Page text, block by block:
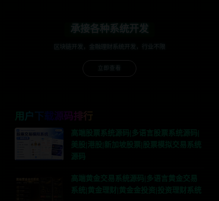
承接各种系统开发
区块链开发，金融理财系统开发，行业不限
用户下载源码排行
高端股票系统源码|多语言股票系统源码|
美股|港股|新加坡股票|股票模拟交易系统
源码
高端黄金交易系统源码|多语言黄金交易
系统|黄金理财|黄金金投资|投资理财系统